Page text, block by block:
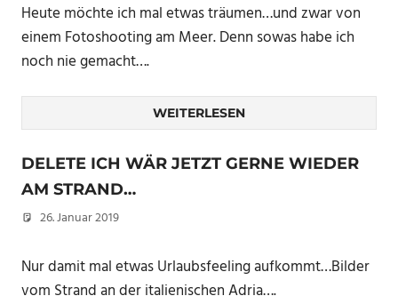
Heute möchte ich mal etwas träumen…und zwar von
einem Fotoshooting am Meer. Denn sowas habe ich
noch nie gemacht….
WEITERLESEN
DELETE ICH WÄR JETZT GERNE WIEDER
AM STRAND…
26. Januar 2019
Nur damit mal etwas Urlaubsfeeling aufkommt…Bilder
vom Strand an der italienischen Adria….